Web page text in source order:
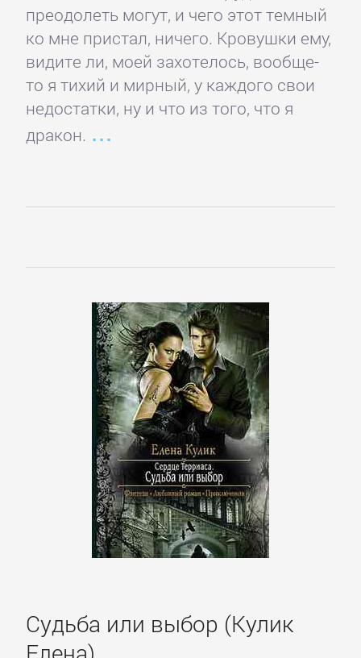
преодолеть могут, и чего этот темный
ко мне пристал, ничего. Кровушки ему,
видите ли, моей захотелось, вообще-
то я тихий и мирный, у каждого свои
недостатки, ну и что из того, что я
дракон.
Судьба или выбор (Кулик
аудит
ВЭД
Делопроизводство
культура
финансы
Маркетинг,
реклама